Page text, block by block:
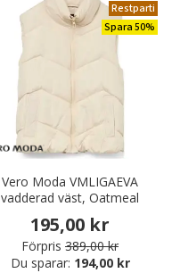
Restparti
Spara 50%
Vero Moda VMLIGAEVA
vadderad väst, Oatmeal
195,00 kr
Förpris 389,00 kr
Du sparar: 194,00 kr